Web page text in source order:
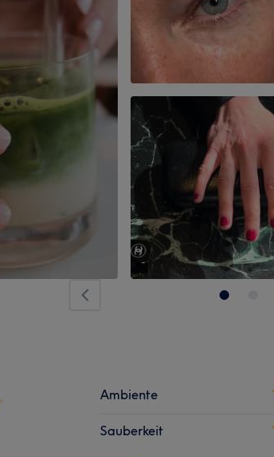
Ambiente
Sauberkeit